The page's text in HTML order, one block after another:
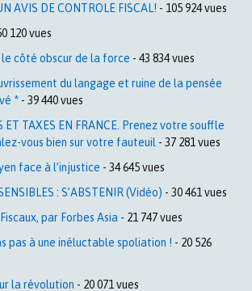
AVIS DE CONTROLE FISCAL! - 105 924 vues
120 vues
le côté obscur de la force - 43 834 vues
du langage et ruine de la pensée
* - 39 440 vues
ET TAXES EN FRANCE. Prenez votre souffle
vous bien sur votre fauteuil - 37 281 vues
face à l’injustice - 34 645 vues
: S’ABSTENIR (Vidéo) - 30 461 vues
par Forbes Asia - 21 747 vues
pas à une inéluctable spoliation ! - 20 526
la révolution - 20 071 vues